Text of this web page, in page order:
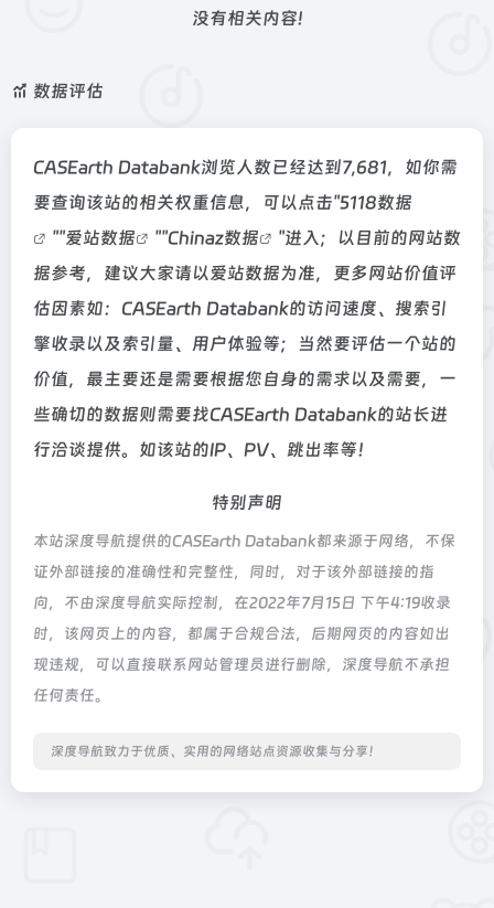
没有相关内容!
数据评估
CASEarth Databank浏览人数已经达到7,681，如你需
要查询该站的相关权重信息，可以点击"5118数据
""爱站数据 ""Chinaz数据
"进入；以目前的网站数
据参考，建议大家请以爱站数据为准，更多网站价值评
估因素如：CASEarth Databank的访问速度、搜索引
擎收录以及索引量、用户体验等；当然要评估一个站的
价值，最主要还是需要根据您自身的需求以及需要，一
些确切的数据则需要找CASEarth Databank的站长进
行洽谈提供。如该站的IP、PV、跳出率等！
特别声明
本站深度导航提供的CASEarth Databank都来源于网络，不保
证外部链接的准确性和完整性，同时，对于该外部链接的指
向，不由深度导航实际控制，在2022年7月15日 下午4:19收录
时，该网页上的内容，都属于合规合法，后期网页的内容如出
现违规，可以直接联系网站管理员进行删除，深度导航不承担
任何责任。
深度导航致力于优质、实用的网络站点资源收集与分享！